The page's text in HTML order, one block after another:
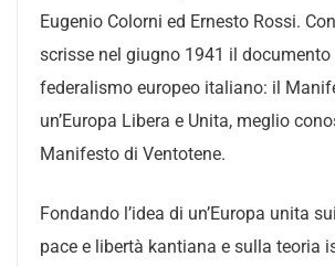
Eugenio Colorni ed Ernesto Rossi.
scrisse nel giugno 1941 il documento
federalismo europeo italiano: il
un’Europa Libera e Unita, meglio
Manifesto di Ventotene.
Fondando l’idea di un’Europa unita
pace e libertà kantiana e sulla teoria